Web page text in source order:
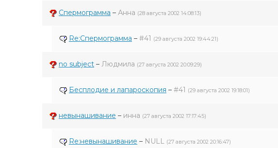
Спермограмма – Анна (28 августа 2002 14:08:13)
Re:Спермограмма – #41 (29 августа 2002 19:44:21)
no subject – Людмила (27 августа 2002 20:09:29)
Бесплодие и лапароскопия – #41 (29 августа 2002 19:18:01)
невынашивание – инна (27 августа 2002 17:17:45)
Re:невынашивание – NULL (27 августа 2002 20:16:47)